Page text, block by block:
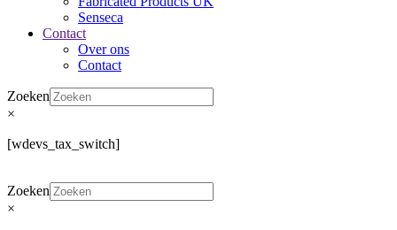
Senseca
Contact
Over ons
Contact
Zoeken
×
[wdevs_tax_switch]
Zoeken
×